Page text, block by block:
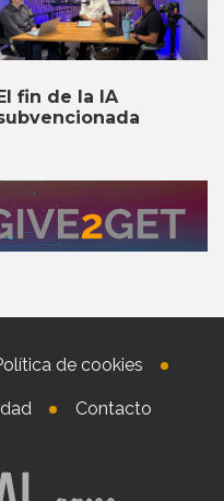
fin de la IA
de cookies
Contacto